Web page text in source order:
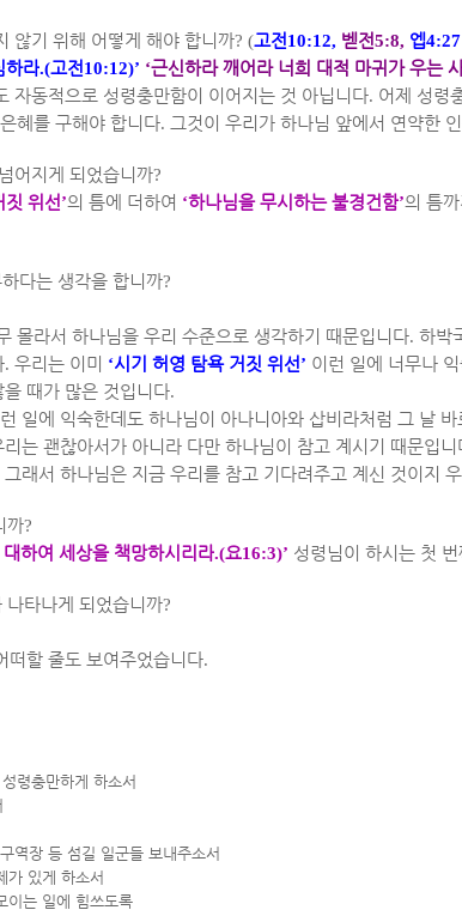
않기 위해 어떻게 해야 합니까? (고전10:12, 벧전5:8, 엡4:27
하라.(고전10:12)’ ‘근신하라 깨어라 너희 대적 마귀가 우는
자동적으로 성령충만함이 이어지는 것 아닙니다. 어제 성령
혜를 구해야 합니다. 그것이 우리가 하나님 앞에서 연약한
어지게 되었습니까?
짓 위선’의 틈에 더하여 ‘하나님을 무시하는 불경건함’의 틈
다는 생각을 합니까?
몰라서 하나님을 우리 수준으로 생각하기 때문입니다. 하박
. 우리는 이미 ‘시기 허영 탐욕 거짓 위선’ 이런 일에 너무나
때가 많은 것입니다.
일에 익숙한데도 하나님이 아나니아와 삽비라처럼 그 날
는 괜찮아서가 아니라 다만 하나님이 참고 계시기 때문입니
그래서 하나님은 지금 우리를 참고 기다려주고 계신 것이지
까?
대하여 세상을 책망하시리라.(요16:3)’ 성령님이 하시는 첫
나타나게 되었습니까?
떠할 줄도 보여주었습니다.
령충만하게 하소서
역장 등 섬길 일군들 보내주소서
가 있게 하소서
이는 일에 힘쓰도록